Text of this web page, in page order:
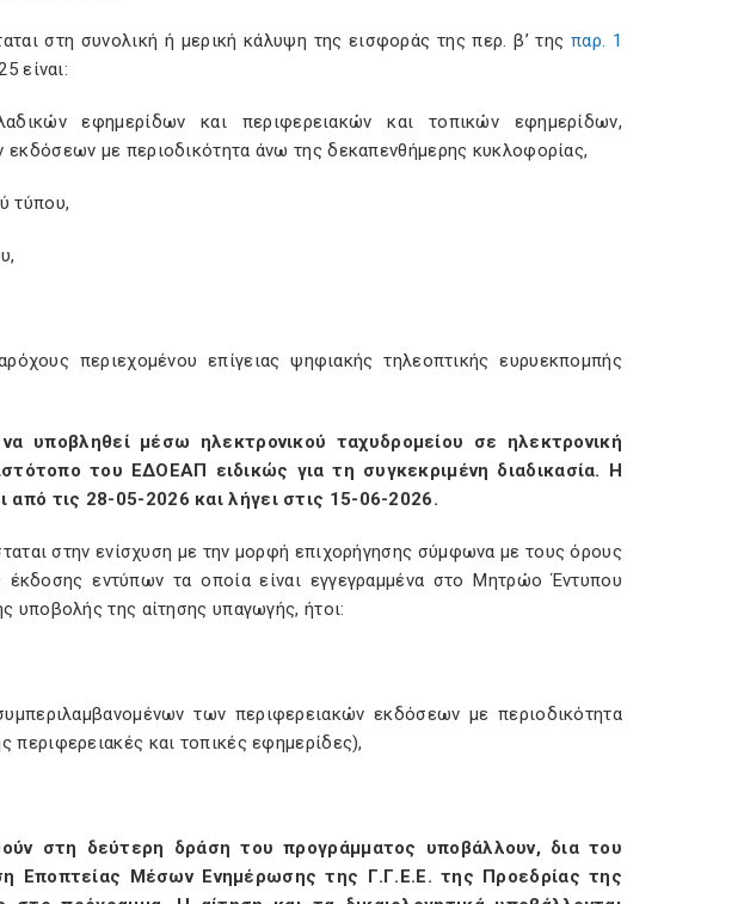
στη συνολική ή μερική κάλυψη της εισφοράς της περ. β’ της παρ. 1
είναι:
εφημερίδων και περιφερειακών και τοπικών εφημερίδων,
με περιοδικότητα άνω της δεκαπενθήμερης κυκλοφορίας,
τύπου,
περιεχομένου επίγειας ψηφιακής τηλεοπτικής ευρυεκπομπής
υποβληθεί μέσω ηλεκτρονικού ταχυδρομείου σε ηλεκτρονική
του ΕΔΟΕΑΠ ειδικώς για τη συγκεκριμένη διαδικασία. Η
τις 28-05-2026 και λήγει στις 15-06-2026.
στην ενίσχυση με την μορφή επιχορήγησης σύμφωνα με τους όρους
έκδοσης εντύπων τα οποία είναι εγγεγραμμένα στο Μητρώο Έντυπου
υποβολής της αίτησης υπαγωγής, ήτοι:
των περιφερειακών εκδόσεων με περιοδικότητα
και τοπικές εφημερίδες),
στη δεύτερη δράση του προγράμματος υποβάλλουν, δια του
Εποπτείας Μέσων Ενημέρωσης της Γ.Γ.Ε.Ε. της Προεδρίας της